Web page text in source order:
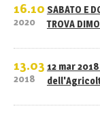
16.10
2020
SABATO E
TROVA
13.03
2018
12 mar